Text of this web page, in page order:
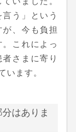
う」という
、今も負担
これによっ
さまに寄り
います。
はありま